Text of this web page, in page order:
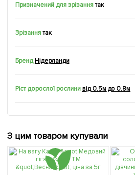
Призначений для зрізання так
Зрізаннятак
Бренд Нідерланди
Ріст дорослої рослини від 0.5м до 0.8м
З цим товаром купували